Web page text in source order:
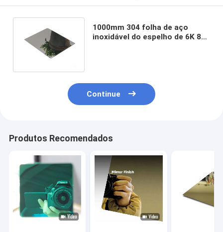
1000mm 304 folha de aço
inoxidável do espelho de 6K 8K
Continue
Produtos Recomendados